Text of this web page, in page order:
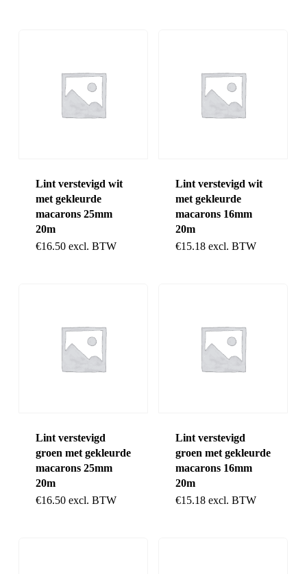
Lint verstevigd wit
met gekleurde
macarons 25mm
20m
€16.50 excl. BTW
Lint verstevigd wit
met gekleurde
macarons 16mm
20m
€15.18 excl. BTW
Lint verstevigd
groen met gekleurde
macarons 25mm
20m
€16.50 excl. BTW
Lint verstevigd
groen met gekleurde
macarons 16mm
20m
€15.18 excl. BTW